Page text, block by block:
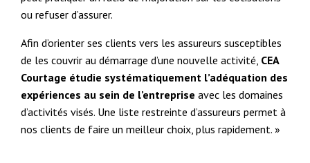
ou refuser d’assurer.
Afin d’orienter ses clients vers les assureurs susceptibles
de les couvrir au démarrage d’une nouvelle activité, CEA
Courtage étudie systématiquement l’adéquation des
expériences au sein de l’entreprise avec les domaines
d’activités visés. Une liste restreinte d’assureurs permet à
nos clients de faire un meilleur choix, plus rapidement. »